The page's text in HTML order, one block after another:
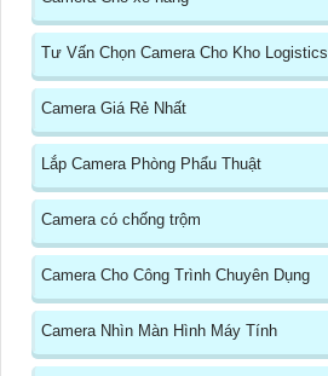
Tư Vấn Chọn Camera Cho Kho Logistics
Camera Giá Rẻ Nhất
Lắp Camera Phòng Phẩu Thuật
Camera có chống trộm
Camera Cho Công Trình Chuyên Dụng
Camera Nhìn Màn Hình Máy Tính